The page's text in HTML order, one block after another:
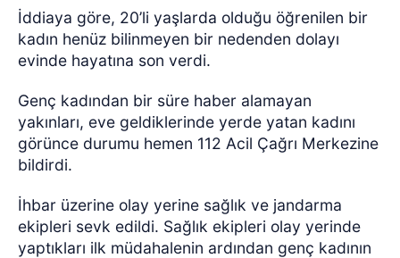
İddiaya göre, 20’li yaşlarda olduğu öğrenilen bir
kadın henüz bilinmeyen bir nedenden dolayı
evinde hayatına son verdi.
Genç kadından bir süre haber alamayan
yakınları, eve geldiklerinde yerde yatan kadını
görünce durumu hemen 112 Acil Çağrı Merkezine
bildirdi.
İhbar üzerine olay yerine sağlık ve jandarma
ekipleri sevk edildi. Sağlık ekipleri olay yerinde
yaptıkları ilk müdahalenin ardından genç kadının